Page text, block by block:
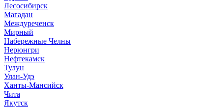
Лесосибирск
Магадан
Междуреченск
Мирный
Набережные Челны
Нерюнгри
Нефтекамск
Тулун
Улан-Удэ
Ханты-Мансийск
Чита
Якутск